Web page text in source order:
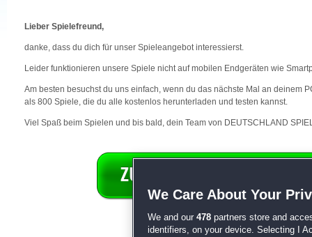
Lieber Spielefreund,
danke, dass du dich für unser Spieleangebot interessierst.
Leider funktionieren unsere Spiele nicht auf mobilen Endgeräten wie
Am besten besuchst du uns einfach, wenn du das nächste Mal an deinem
als 800 Spiele, die du alle kostenlos herunterladen und testen kannst.
Viel Spaß beim Spielen und bis bald, dein Team von DEUTSCHLAND
We Care About Your
We and our 478 partners store and
identifiers, on your device. Selecting I